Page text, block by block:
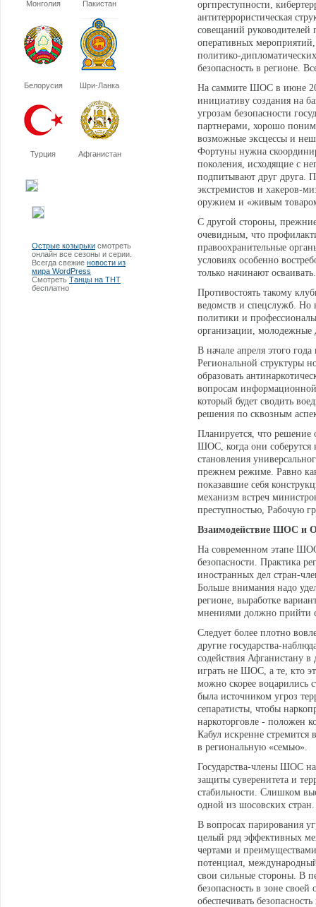
Монголия Пакистан
Белорусия Шри-Ланка
Турция Афганистан
Острые козырьки смотреть
онлайн все сезоны и серии.
Всегда свежие новости из
мира WordPress
Смотреть Танцы на ТНТ
бесплатно
оргпреступности,
антитеррористическая
совещаний руководителей
оперативных
политико-
безопасность в регионе.
На саммите ШОС в июне
инициативу создания на
угрозам безопасности
партнерами, хорошо
возможные эксцессы и
Фортуны нужна
поколения, исходящие с
подпитывают друг друга.
экстремистов и хакеров-
оружием и «живым
С другой стороны,
очевидным, что
правоохранительные
условиях особенно
только начинают осваивать.
Противостоять такому
ведомств и спецслужб. Но
политики и
организации, молодежные
В начале апреля этого
Региональной структуры
образовать
вопросам
который будет сводить
решения по сквозным
Планируется, что решение
ШОС, когда они соберутся
становления
прежнем режиме. Равно
показавшие себя
механизм встреч
преступностью, Рабочую
Взаимодействие ШОС и
На современном этапе ШОС
безопасности. Практика
иностранных дел стран-
Больше внимания надо
регионе, выработке
мнениями должно прийти
Следует более плотно
другие государства-
содействия Афганистану
играть не ШОС, а те, кто
можно скорее воцарились
была источником угроз
сепаратисты, чтобы
наркоторговле - положен
Кабул искренне
в региональную «семью».
Государства-члены ШОС
защиты суверенитета и
стабильности. Слишком
одной из шосовских стран.
В вопросах парирования
целый ряд эффективных
чертами и
потенциал,
свои сильные стороны. В
безопасность в зоне
обеспечивать